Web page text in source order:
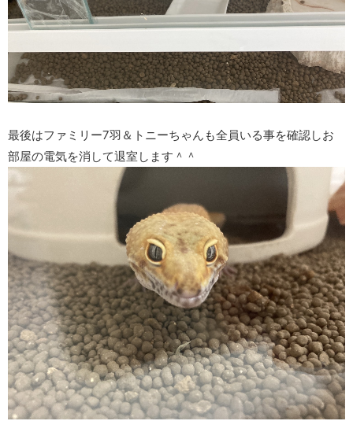
最後はファミリー7羽＆トニーちゃんも全員いる事を確認しお
部屋の電気を消して退室します＾＾